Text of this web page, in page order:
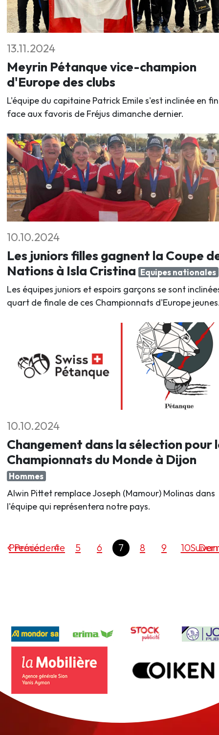
13.11.2024
Meyrin Pétanque vice-champion
d'Europe des clubs
L'équipe du capitaine Patrick Emile s'est inclinée en
face aux favoris de Fréjus dimanche dernier.
10.10.2024
Les juniors filles gagnent la Coupe
Nations à Isla Cristina Equipes nationales
Les équipes juniors et espoirs garçons se sont
quart de finale de ces Championnats d'Europe
10.10.2024
Changement dans la sélection pour
Championnats du Monde à Dijon
Hommes
Alwin Pittet remplace Joseph (Mamour) Molinas dans
l'équipe qui représentera notre pays.
Précédente
Premier 4 5 6 7 8 9 10